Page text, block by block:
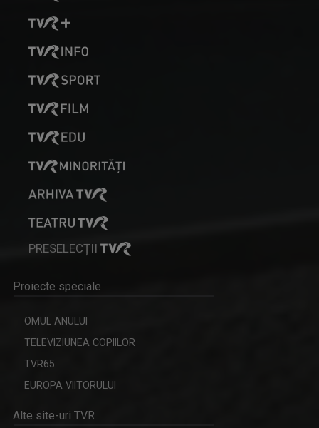
PRESELECȚII
Proiecte speciale
OMUL ANULUI
TELEVIZIUNEA COPIILOR
TVR65
EUROPA VIITORULUI
Alte site-uri TVR